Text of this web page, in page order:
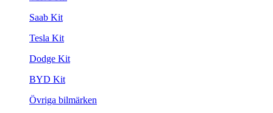
Saab Kit
Tesla Kit
Dodge Kit
BYD Kit
Övriga bilmärken